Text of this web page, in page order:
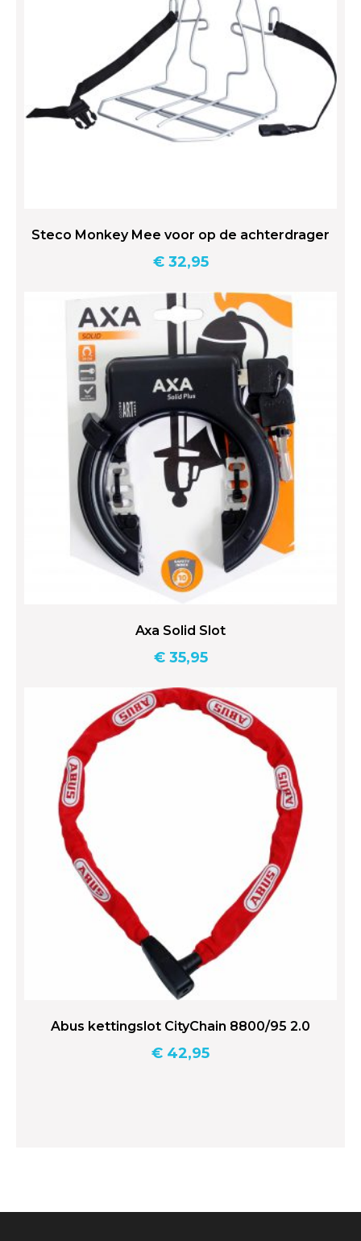
Steco Monkey Mee voor op de achterdrager
€32,95
Axa Solid Slot
€35,95
Abus kettingslot CityChain 8800/95 2.0
€ 42,95